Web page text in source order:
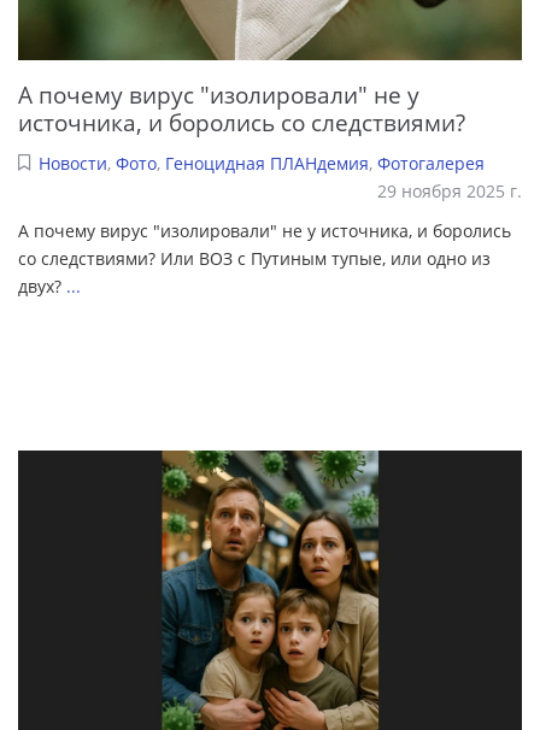
А почему вирус "изолировали" не у
источника, и боролись со следствиями?
Новости, Фото, Геноцидная ПЛАНдемия, Фотогалерея
29 ноября 2025 г.
А почему вирус "изолировали" не у источника, и боролись
со следствиями? Или ВОЗ с Путиным тупые, или одно из
двух? ...